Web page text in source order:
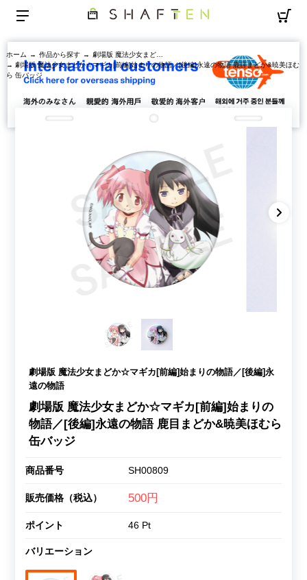
ホーム → 作品から探す →
劇場版 魔法少女まどか☆マギカ[前編]始まりの物語／[後編]永遠の物語
→ 劇場版 魔法少女まどか☆マギカ[前編]始まりの物語／[後編]永遠の物語 鹿目まどか&暁美ほむ
ら 缶バッジ
劇場版 魔法少女まどか☆マギカ[前編]始まりの物語／[後編]永
遠の物語
劇場版 魔法少女まどか☆マギカ[前編]始まりの
物語／[後編]永遠の物語 鹿目まどか&暁美ほむら
缶バッジ
商品番号 SH00809
販売価格（税込） 500円
ポイント 46 Pt
バリエーション